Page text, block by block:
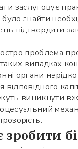
заслуговує
знайти
підтвердити
проблема
випадках
органи
виникнути